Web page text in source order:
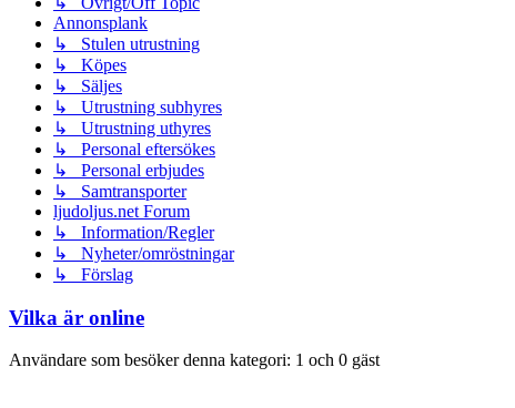
Annonsplank
↳ Stulen utrustning
↳ Köpes
↳ Säljes
↳ Utrustning subhyres
↳ Utrustning uthyres
↳ Personal eftersökes
↳ Personal erbjudes
↳ Samtransporter
ljudoljus.net Forum
↳ Information/Regler
↳ Nyheter/omröstningar
↳ Förslag
Vilka är online
Användare som besöker denna kategori: 1 och 0 gäst